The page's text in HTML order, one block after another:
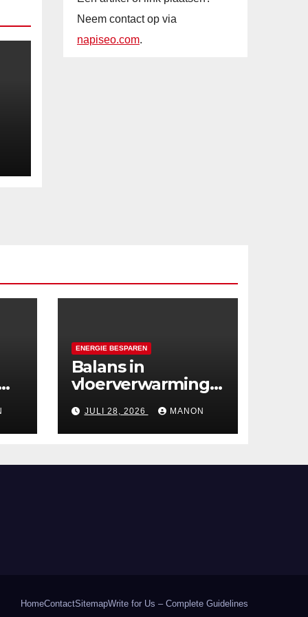
Neem contact op via
napiseo.com.
ENERGIE BESPAREN
Balans in
vloerverwarming:
zonering in de
zomer
JULI 28, 2026 MANON
HomeContactSitemapWrite for Us – Complete Guidelines